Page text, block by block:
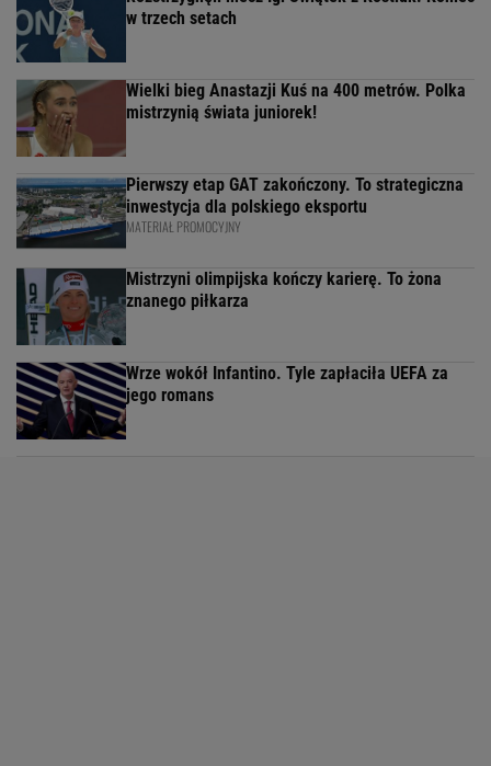
w trzech setach
Wielki bieg Anastazji Kuś na 400 metrów. Polka
mistrzynią świata juniorek!
Pierwszy etap GAT zakończony. To strategiczna
inwestycja dla polskiego eksportu
MATERIAŁ PROMOCYJNY
Mistrzyni olimpijska kończy karierę. To żona
znanego piłkarza
Wrze wokół Infantino. Tyle zapłaciła UEFA za
jego romans